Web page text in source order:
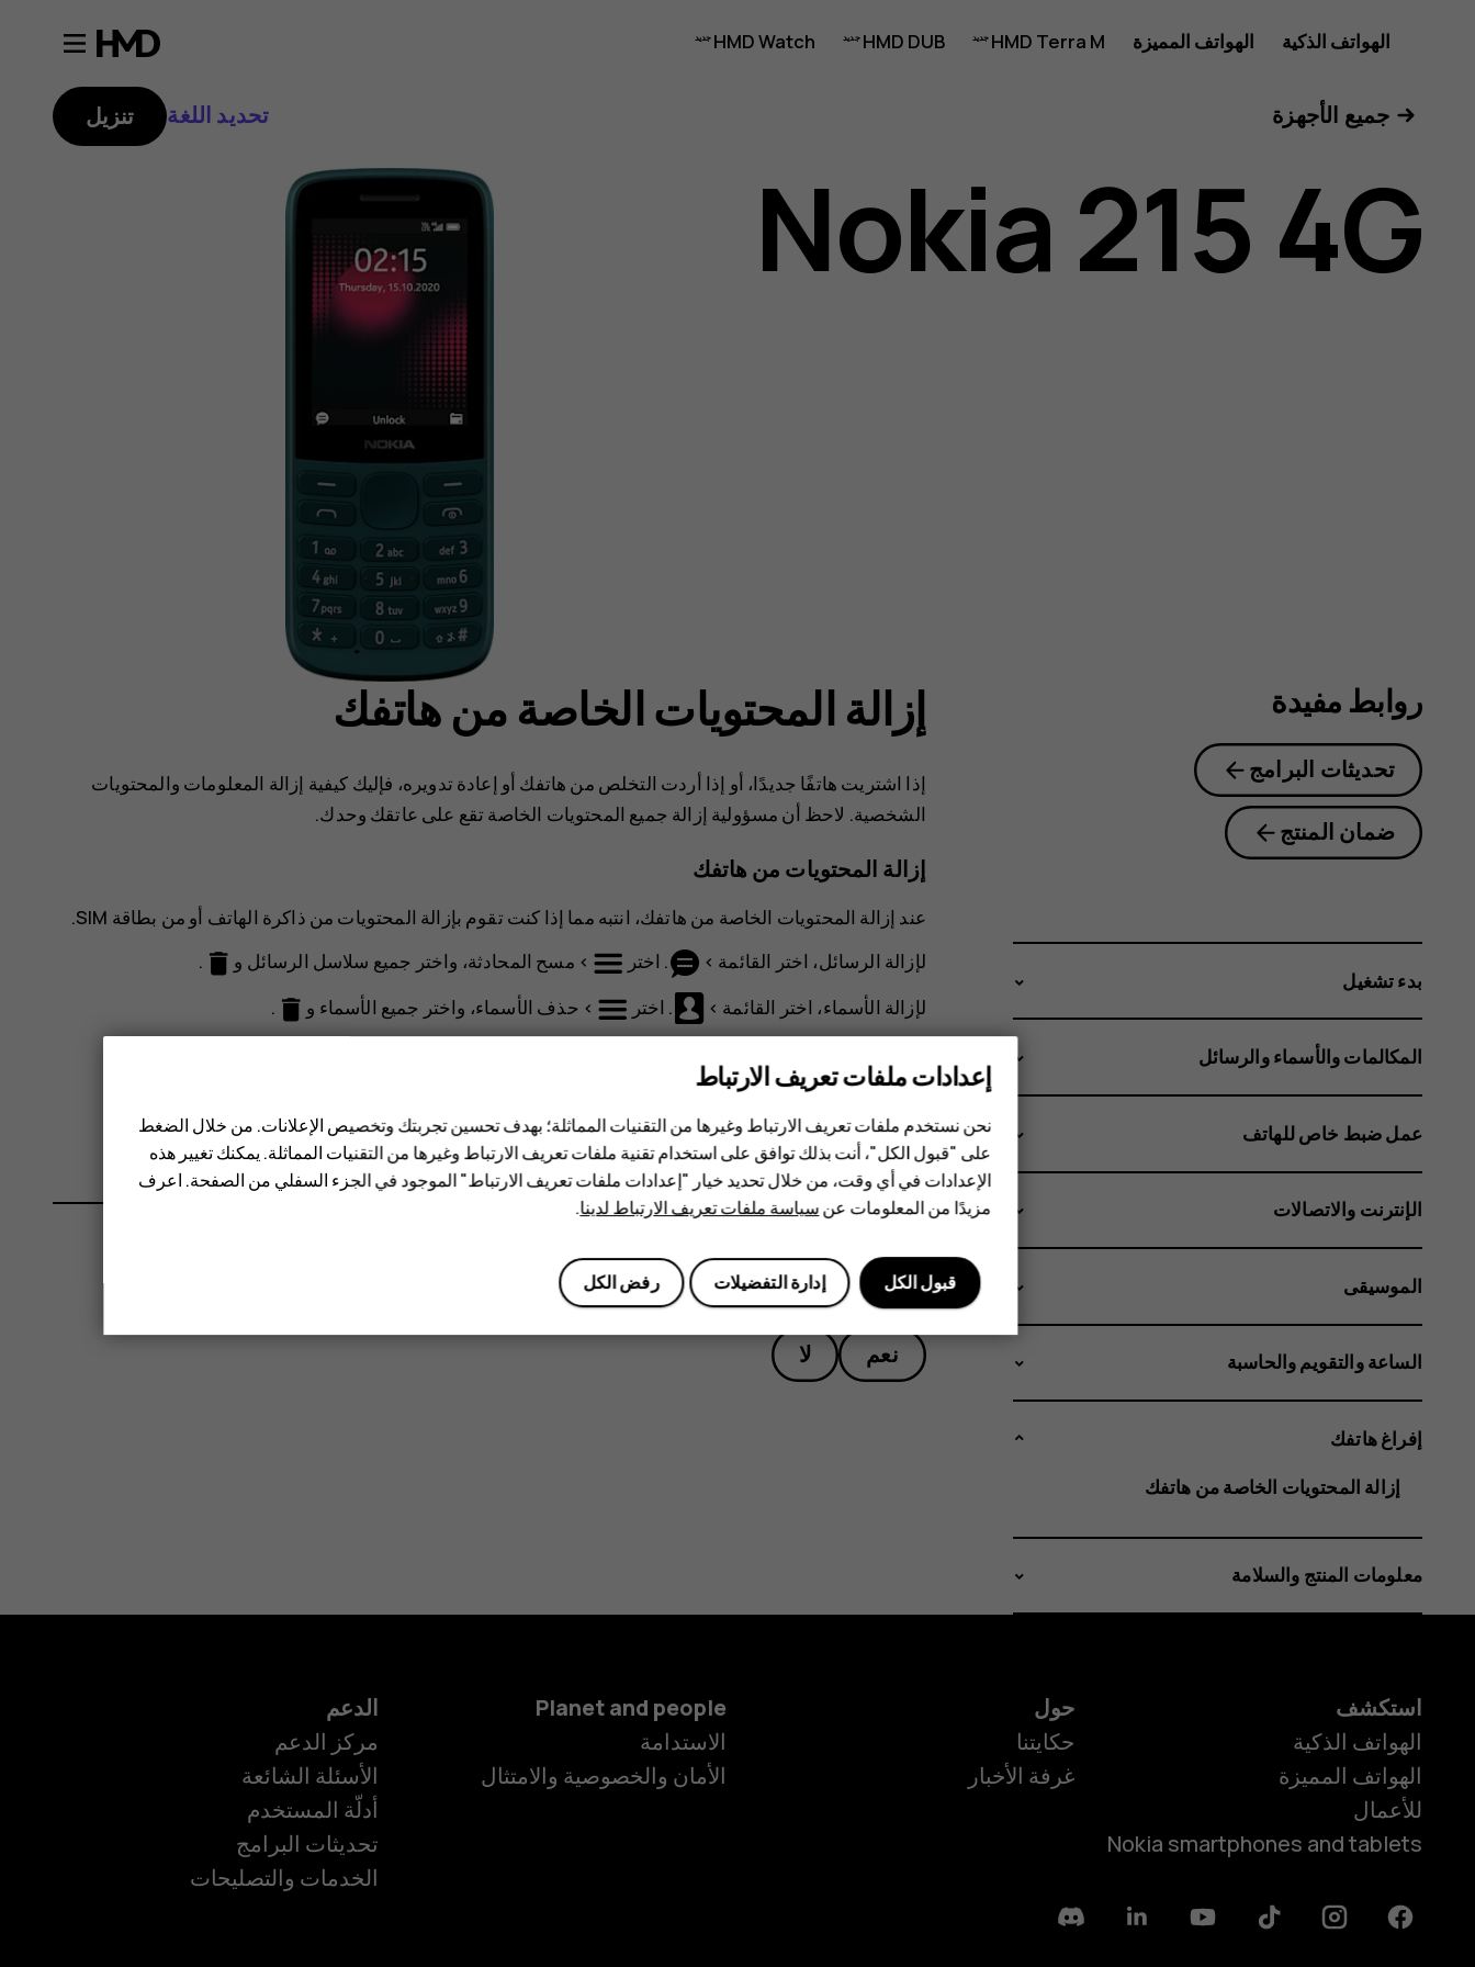
دليل
مستخدم
Nokia
الهواتف الذكية الهواتف المميزة HMD Terra M
HMD DUB
HMD Watch
جميع الأجهزة تحديد اللغة تنزيل
Nokia 215 4G
إزالة المحتويات الخاصة من هاتفك
إذا اشتريت هاتفًا جديدًا، أو إذا أردت التخلص من هاتفك أو إعادة تدويره، فإليك كيفية إزالة المعلومات والمحتويات
الشخصية. ‏‫لاحظ أن مسؤولية إزالة جميع المحتويات الخاصة تقع على عاتقك وحدك.
إزالة المحتويات من هاتفك
عند إزالة المحتويات الخاصة من هاتفك، انتبه مما إذا كنت تقوم بإزالة المحتويات من ذاكرة الهاتف أو من بطاقة SIM.
لإزالة الرسائل، اختر القائمة > . اختر > مسح المحادثة، واختر جميع سلاسل الرسائل وdelete
.
لإزالة الأسماء، اختر القائمة > . اختر > حذف الأسماء، واختر جميع الأسماء وdelete
.
تأكد من أن جميع محتوياتك الشخصية قد تمت إزالتها.
هل وجدت هذه المعلومات مفيدة؟
نعم لا
روابط مفيدة
تحديثات البرامج
ضمان المنتج
بدء تشغيل
المكالمات والأسماء والرسائل
عمل ضبط خاص للهاتف
الإنترنت والاتصالات
الموسيقى
الساعة والتقويم والحاسبة
إفراغ هاتفك
إزالة المحتويات الخاصة من هاتفك
معلومات المنتج والسلامة
استكشف
الهواتف الذكية
الهواتف المميزة
للأعمال
Nokia smartphones and tablets
حول
حكايتنا
غرفة الأخبار
Planet and people
الاستدامة
الأمان والخصوصية والامتثال
الدعم
مركز الدعم
الأسئلة الشائعة
أدلّة المستخدم
تحديثات البرامج
الخدمات والتصليحات
Facebook
Instagram
Tiktok
Youtube
Linkedin
Discord
إعدادات ملفات تعريف الارتباط
نحن نستخدم ملفات تعريف الارتباط وغيرها من التقنيات المماثلة؛ بهدف تحسين تجربتك وتخصيص الإعلانات. من خلال الضغط
على "قبول الكل"، أنت بذلك توافق على استخدام تقنية ملفات تعريف الارتباط وغيرها من التقنيات المماثلة. يمكنك تغيير هذه
الإعدادات في أي وقت، من خلال تحديد خيار "إعدادات ملفات تعريف الارتباط" الموجود في الجزء السفلي من الصفحة. اعرف
مزيدًا من المعلومات عنسياسة ملفات تعريف الارتباط لدينا.
رفض الكل إدارة التفضيلات قبول الكل